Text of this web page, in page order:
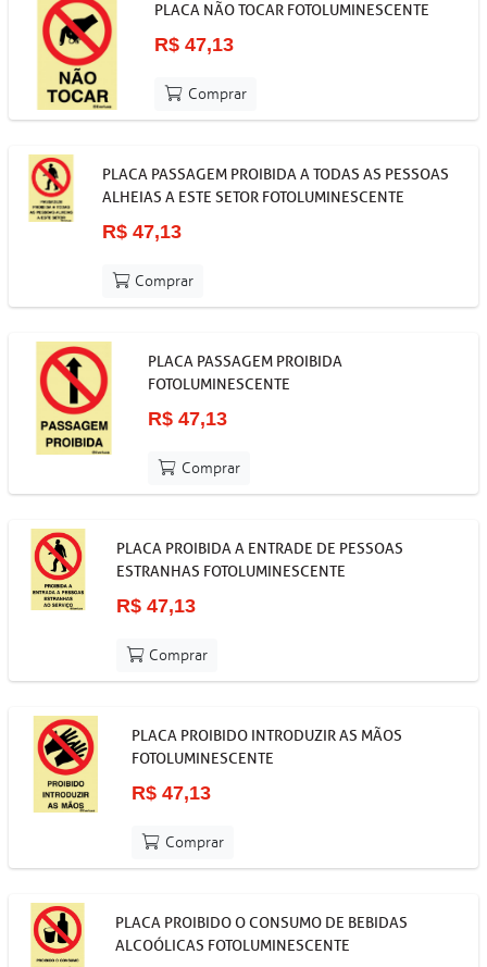
PLACA NÃO TOCAR FOTOLUMINESCENTE
R$ 47,13
Comprar
PLACA PASSAGEM PROIBIDA A TODAS AS PESSOAS
ALHEIAS A ESTE SETOR FOTOLUMINESCENTE
R$ 47,13
Comprar
PLACA PASSAGEM PROIBIDA
FOTOLUMINESCENTE
R$ 47,13
Comprar
PLACA PROIBIDA A ENTRADE DE PESSOAS
ESTRANHAS FOTOLUMINESCENTE
R$ 47,13
Comprar
PLACA PROIBIDO INTRODUZIR AS MÃOS
FOTOLUMINESCENTE
R$ 47,13
Comprar
PLACA PROIBIDO O CONSUMO DE BEBIDAS
ALCOÓLICAS FOTOLUMINESCENTE